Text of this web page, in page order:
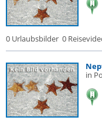
0 Urlaubsbilder 0
in